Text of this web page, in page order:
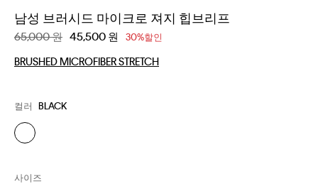
남성 브러시드 마이크로 져지 힙브리프
할인 전 가격
65,000 원 할인된 가격
45,500 원 30%할인
BRUSHED MICROFIBER STRETCH
컬러 BLACK
사이즈